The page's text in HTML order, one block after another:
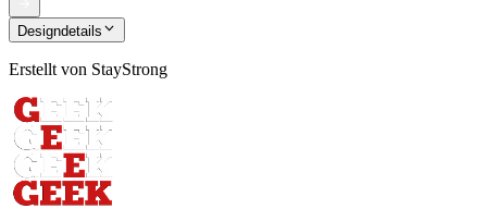
Designdetails
Erstellt von StayStrong